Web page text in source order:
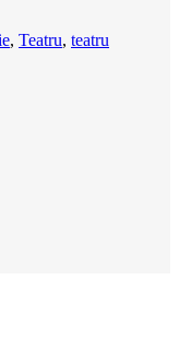
, Teatru, teatru